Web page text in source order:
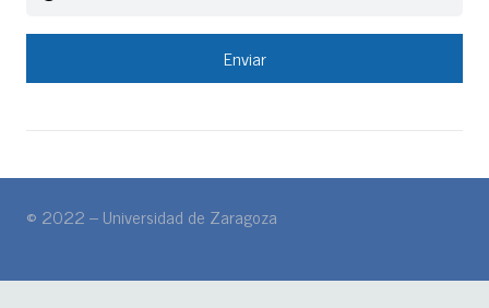
Enviar
© 2022 – Universidad de Zaragoza